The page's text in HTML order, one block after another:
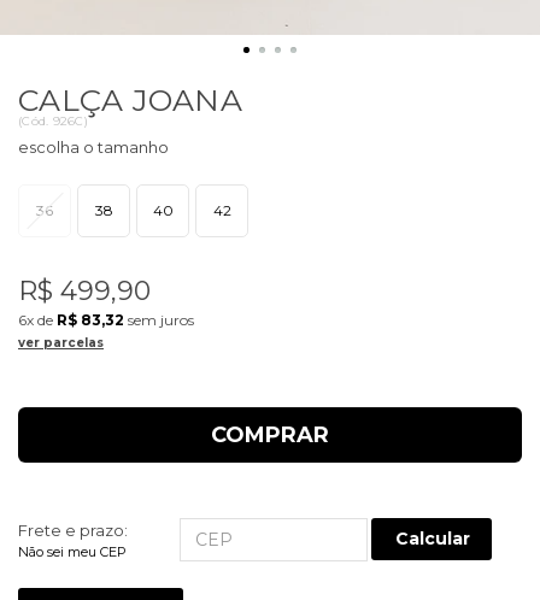
CALÇA JOANA
(Cód. 926C)
36 38 40 42
R$ 499,90
6x de R$ 83,32 sem juros
ver parcelas
COMPRAR
Frete e prazo:
Não sei meu CEP
Calcular